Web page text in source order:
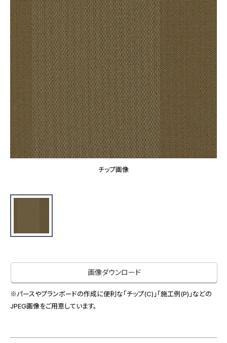
カーテン
床材
ブランド・コレクション
Lilycolor Coordinate 着せ替えシミュレーション
カタログ一覧 トップ
壁紙
カーテン
床材
サステナブル商品
ノンワックス床タイル
壁紙機能性ガイド
施工事例
施工事例 トップ
医療・福祉施設
ホテル・オフィス・店舗
モデルハウス
新築戸建・マンション
#リリカラのある暮らし
リリカラノート
ショールーム
ショールーム トップ
東京ショールーム
大阪ショールーム
お客様サポート
お客様サポート トップ
動画一覧
お問い合わせ（一般のお客様）
インテリア事業
スペースソリューション事業
オフィスソリューション事業
ファシリティソリューション事業
会社情報
会社情報
チップ画像
画像ダウンロード
※パースやプランボードの作成に便利な「チップ(C)」「施工例(P)」などの
JPEG画像をご用意しています。